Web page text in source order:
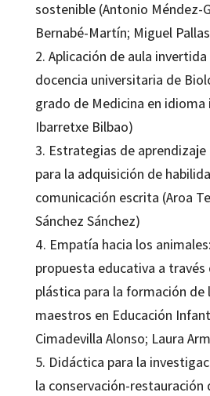
sostenible (Antonio Méndez-
Bernabé-Martín; Miguel
2. Aplicación de aula
docencia universitaria de
grado de Medicina en idioma
Ibarretxe Bilbao)
3. Estrategias de
para la adquisición de
comunicación escrita (Aroa
Sánchez Sánchez)
4. Empatía hacia los
propuesta educativa a través
plástica para la formación de
maestros en Educación
Cimadevilla Alonso; Laura
5. Didáctica para la
la conservación-restauración